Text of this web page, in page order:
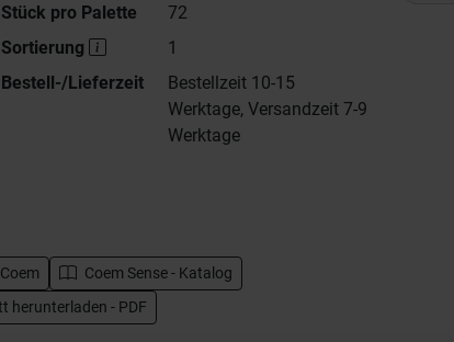
Stück pro Palette
72
Sortierung
1
Bestell-/Lieferzeit
Bestellzeit 10-15
Werktage, Versandzeit 7-9
Werktage
Coem
Coem Sense - Katalog
herunterladen - PDF